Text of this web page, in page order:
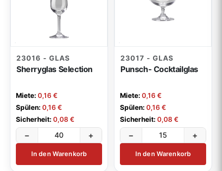
23016 - GLAS
Sherryglas Selection
Miete:0,16 €
Spülen:0,16 €
Sicherheit:0,08 €
− +
In den Warenkorb
23017 - GLAS
Punsch- Cocktailglas
Miete:0,16 €
Spülen:0,16 €
Sicherheit:0,08 €
− +
In den Warenkorb